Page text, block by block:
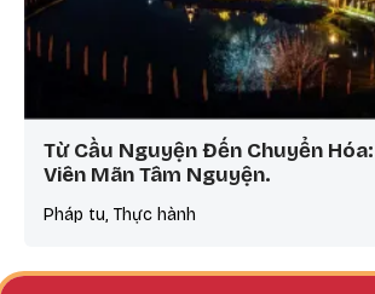
Từ Cầu Nguyện Đến Chuyển
Viên Mãn Tâm Nguyện.
Pháp tu, Thực hành